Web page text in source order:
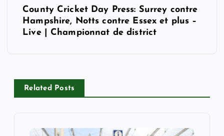
v
County Cricket Day Press: Surrey contre
Hampshire, Notts contre Essex et plus –
Live | Championnat de district
Related Posts